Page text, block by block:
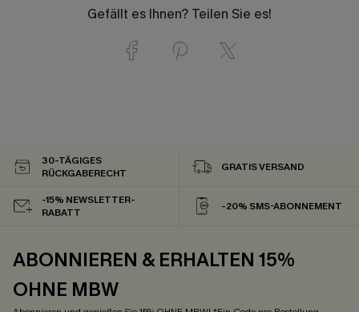
Gefällt es Ihnen? Teilen Sie es!
30-TÄGIGES
RÜCKGABERECHT
GRATIS VERSAND
-15% NEWSLETTER-
RABATT
-20% SMS-ABONNEMENT
ABONNIEREN & ERHALTEN 15%
OHNE MBW